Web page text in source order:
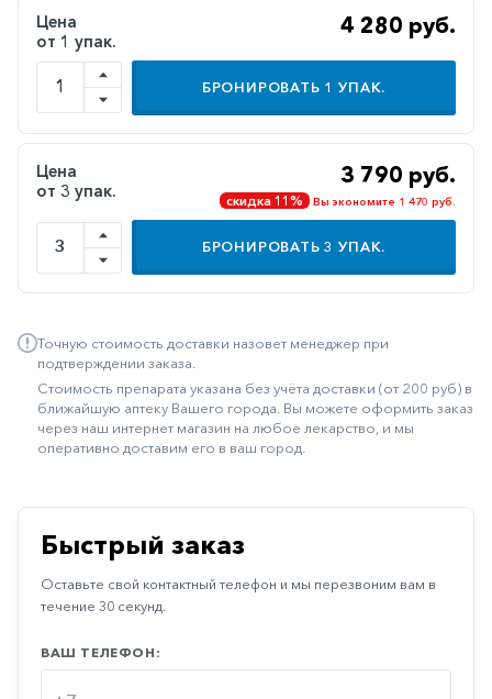
Диабетические
Желудочно-
кишечные
Иммунодепрессанты
Климактерические
Метаболизм
Минеральный
обмен
средства
Неврологические
Остеопороз
Паркинсон
Противоаллергические
Противовирусные
Противогрибковые
Цена
от 1 упак.
4 280 руб.
БРОНИРОВАТЬ 1 УПАК.
Цена
от 3 упак.
3 790 руб.
скидка 11% Вы экономите 1 470 руб.
БРОНИРОВАТЬ3 УПАК.
Точную стоимость доставки назовет менеджер при
подтверждении заказа.
Стоимость препарата указана без учёта доставки (от 200 руб) в
ближайшую аптеку Вашего города. Вы можете оформить заказ
через наш интернет магазин на любое лекарство, и мы
оперативно доставим его в ваш город.
Быстрый заказ
Оставьте свой контактный телефон и мы перезвоним вам в
течение 30 секунд.
ВАШ ТЕЛЕФОН: